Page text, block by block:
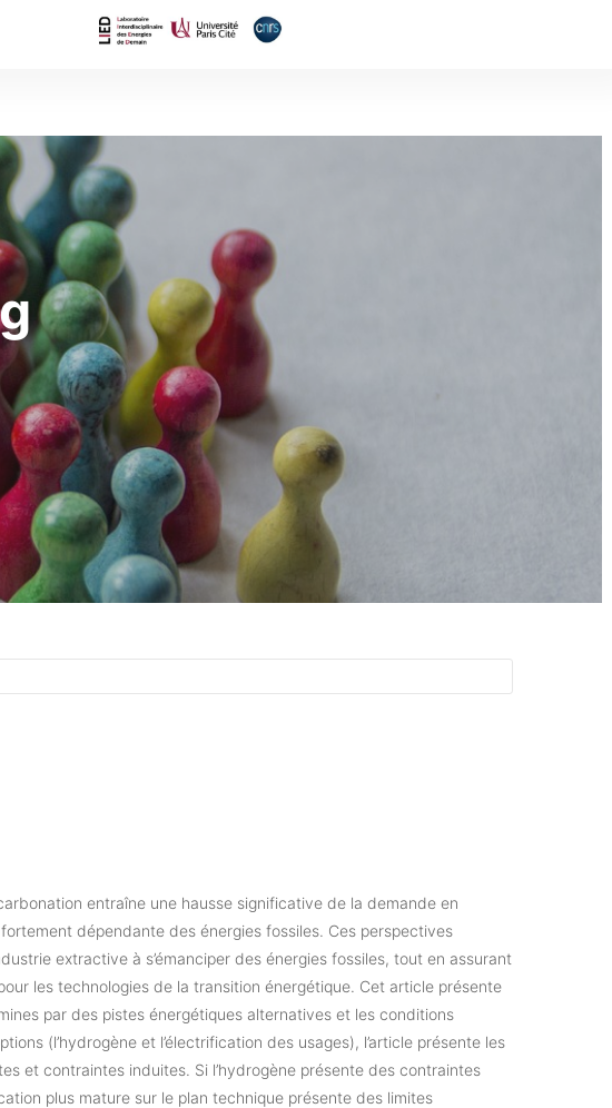
entraîne une hausse significative de la demande en
dépendante des énergies fossiles. Ces perspectives
extractive à s’émanciper des énergies fossiles, tout en assurant
les technologies de la transition énergétique. Cet article présente
par des pistes énergétiques alternatives et les conditions
(l’hydrogène et l’électrification des usages), l’article présente les
et contraintes induites. Si l’hydrogène présente des contraintes
plus mature sur le plan technique présente des limites